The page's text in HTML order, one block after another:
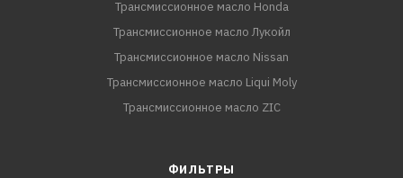
Трансмиссионное масло Honda
Трансмиссионное масло Лукойл
Трансмиссионное масло Nissan
Трансмиссионное масло Liqui Moly
Трансмиссионное масло ZIC
ФИЛЬТРЫ